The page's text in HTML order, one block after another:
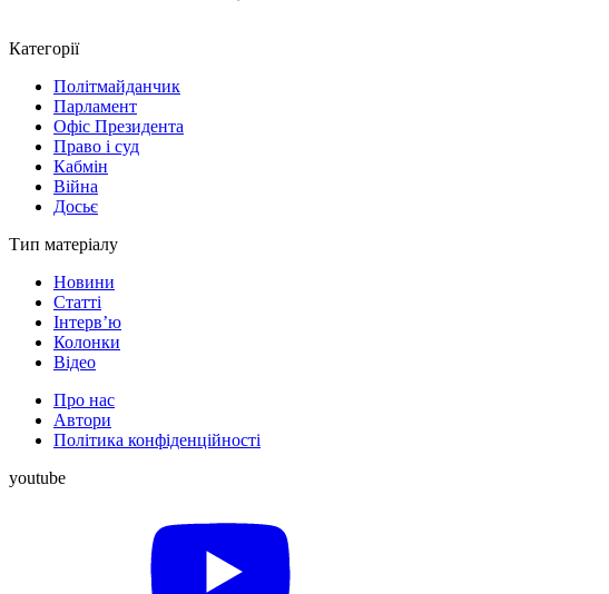
Категорії
Політмайданчик
Парламент
Офіс Президента
Право і суд
Кабмін
Війна
Досьє
Тип матеріалу
Новини
Статті
Інтерв’ю
Колонки
Відео
Про нас
Автори
Політика конфіденційності
youtube